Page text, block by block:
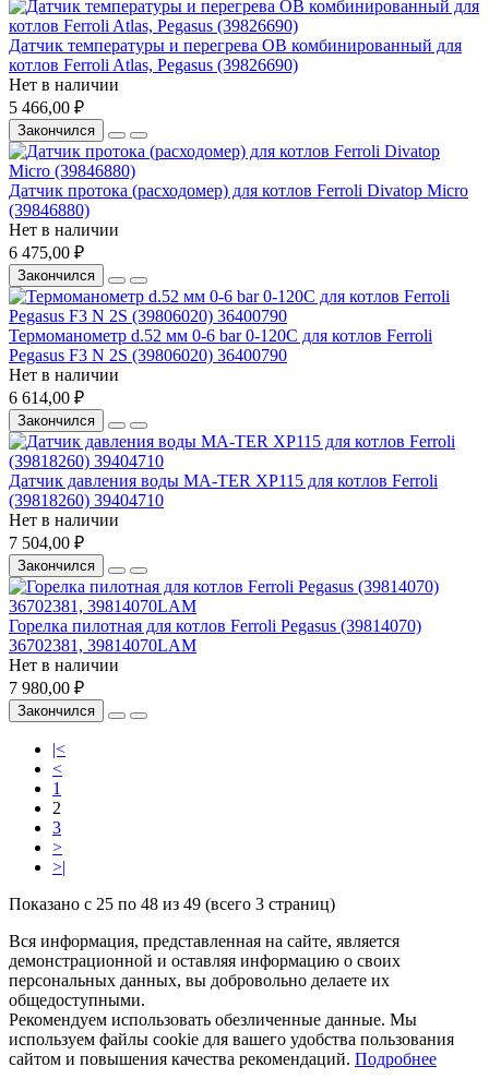
Датчик температуры и перегрева ОВ комбинированный для
котлов Ferroli Atlas, Pegasus (39826690)
Нет в наличии
5 466,00 ₽
Закончился
Датчик протока (расходомер) для котлов Ferroli Divatop Micro
(39846880)
Нет в наличии
6 475,00 ₽
Закончился
Термоманометр d.52 мм 0-6 bar 0-120C для котлов Ferroli
Pegasus F3 N 2S (39806020) 36400790
Нет в наличии
6 614,00 ₽
Закончился
Датчик давления воды MA-TER XP115 для котлов Ferroli
(39818260) 39404710
Нет в наличии
7 504,00 ₽
Закончился
Горелка пилотная для котлов Ferroli Pegasus (39814070)
36702381, 39814070LAM
Нет в наличии
7 980,00 ₽
Закончился
|<
<
1
2
3
>
>|
Показано с 25 по 48 из 49 (всего 3 страниц)
Вся информация, представленная на сайте, является
демонстрационной и оставляя информацию о своих
персональных данных, вы добровольно делаете их
общедоступными.
Рекомендуем использовать обезличенные данные. Мы
используем файлы cookie для вашего удобства пользования
сайтом и повышения качества рекомендаций. Подробнее